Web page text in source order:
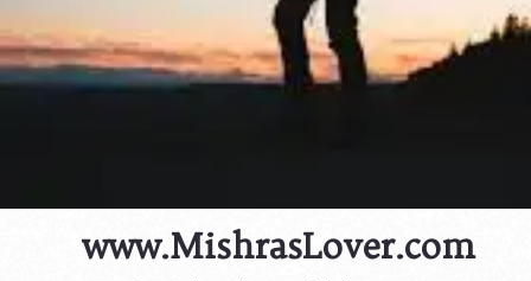
www.MishrasLover.com